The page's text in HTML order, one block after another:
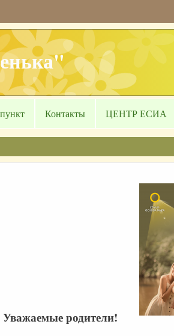
Контакты ЦЕНТР ЕСИА
Уважаемые родители!